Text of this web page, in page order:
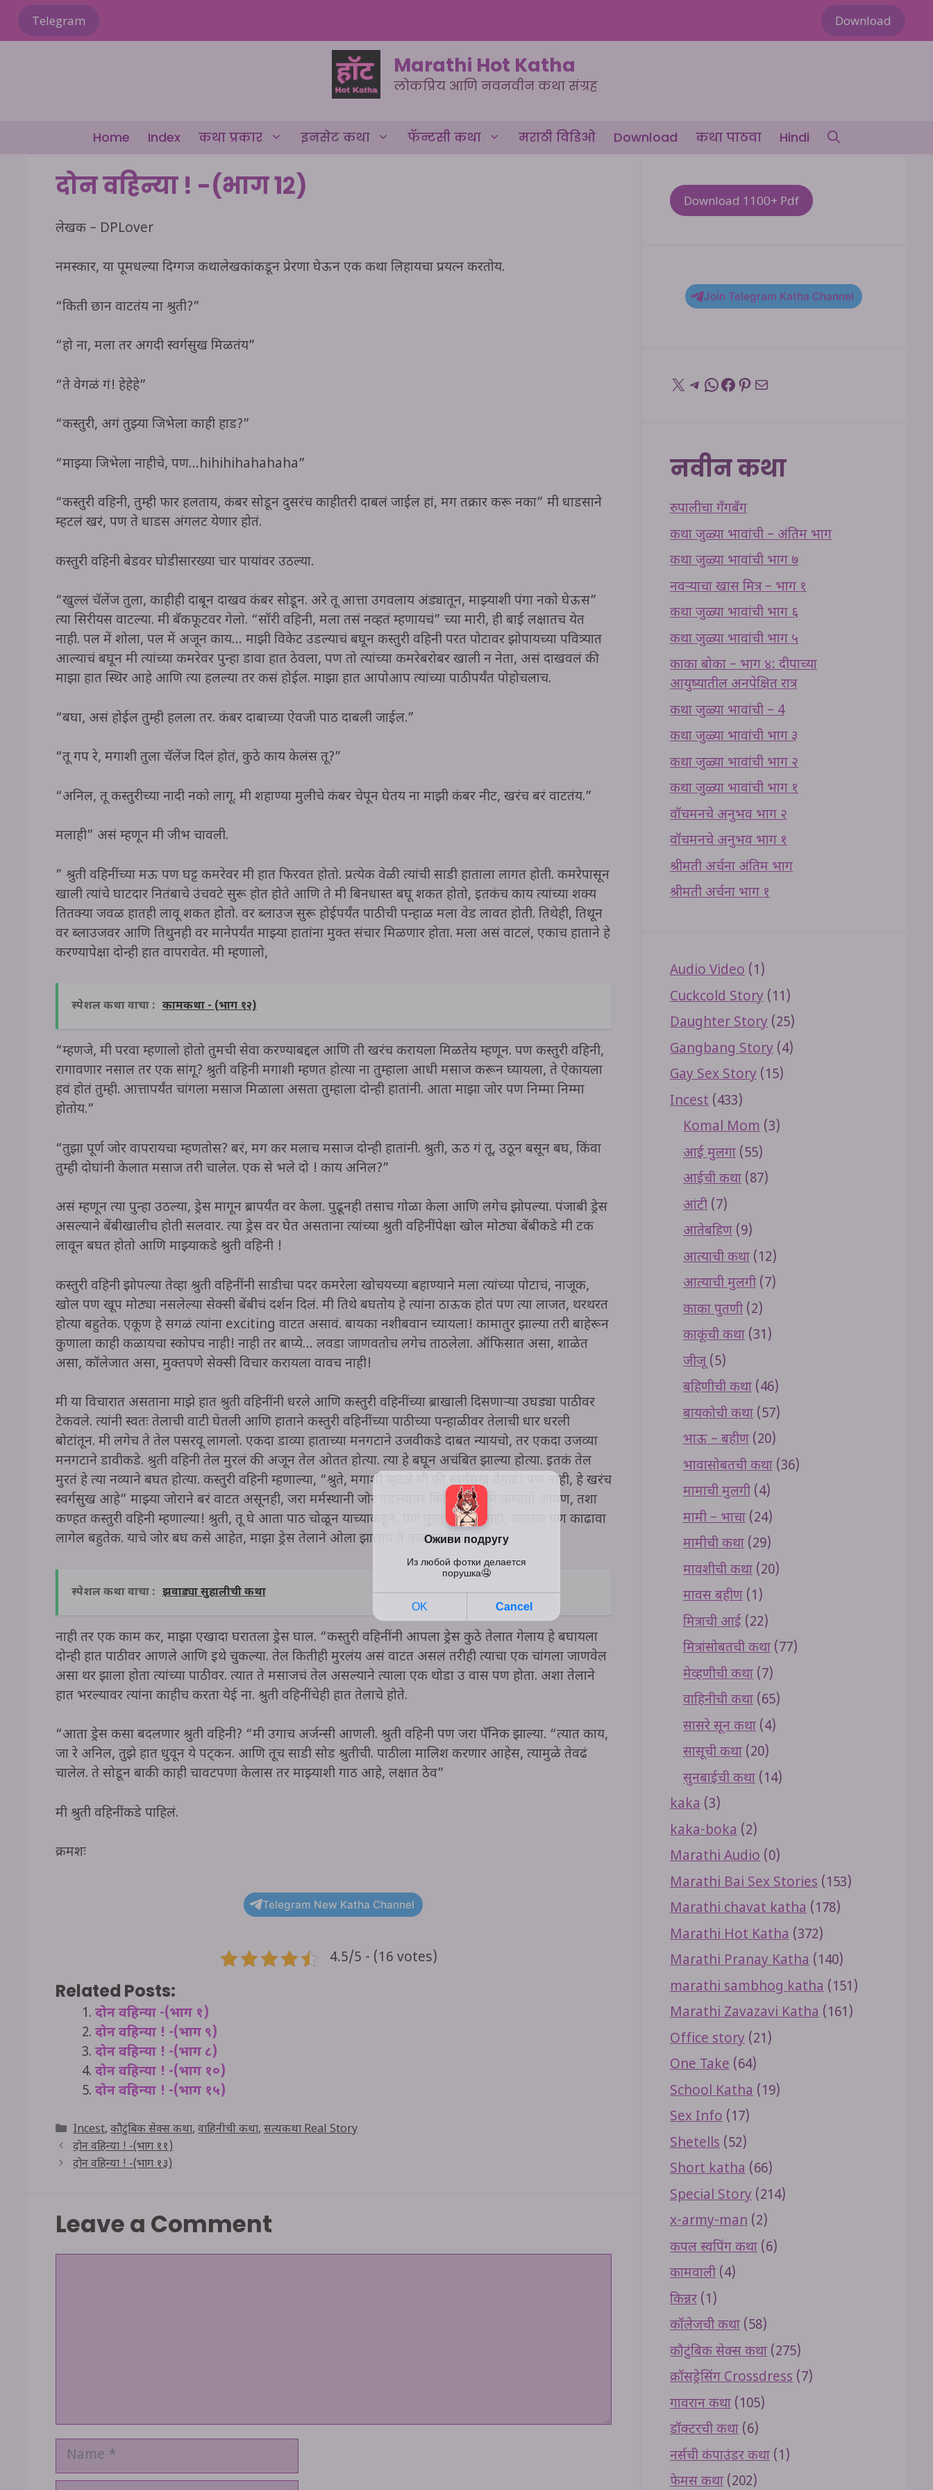
Telegram Download
Marathi Hot Katha
लोकप्रिय आणि नवनवीन कथा संग्रह
Home Index कथा प्रकार इनसेट कथा फॅन्टसी कथा मराठी विडिओ Download कथा पाठवा Hindi
दोन वहिन्या ! -(भाग १२)
लेखक – DPLover
नमस्कार, या ग्रूपमधल्या दिग्गज कथालेखकांकडून प्रेरणा घेऊन एक कथा लिहायचा प्रयत्न करतोय.
“किती छान वाटतंय ना श्रुती?”
“हो ना, मला तर अगदी स्वर्गसुख मिळतंय”
“ते वेगळं गं! हेहेहे”
“कस्तुरी, अगं तुझ्या जिभेला काही हाड?”
“माझ्या जिभेला नाहीचे, पण…hihihihahahaha”
“कस्तुरी वहिनी, तुम्ही फार हलताय, कंबर सोडून दुसरंच काहीतरी दाबलं जाईल हां, मग तक्रार करू नका” मी धाडसाने
म्हटलं खरं, पण ते धाडस अंगलट येणार होतं.
कस्तुरी वहिनी बेडवर घोडीसारख्या चार पायांवर उठल्या.
“खुल्लं चॅलेंज तुला, काहीही दाबून दाखव कंबर सोडून. अरे तू आत्ता उगवलाय अंड्यातून, माझ्याशी पंगा नको घेऊस”
त्या सिरीयस वाटल्या. मी बॅकफूटवर गेलो. “सॉरी वहिनी, मला तसं नव्हतं म्हणायचं” च्या मारी, ही बाई लक्षातच येत
नाही. पल में शोला, पल में अजून काय… माझी विकेट उडल्याचं बघून कस्तुरी वहिनी परत पोटावर झोपायच्या पवित्र्यात
आल्याचं बघून मी त्यांच्या कमरेवर पुन्हा डावा हात ठेवला, पण तो त्यांच्या कमरेबरोबर खाली न नेता, असं दाखवलं की
माझा हात स्थिर आहे आणि त्या हलल्या तर कसं होईल. माझा हात आपोआप त्यांच्या पाठीपर्यंत पोहोचलाच.
“बघा, असं होईल तुम्ही हलला तर. कंबर दाबाच्या ऐवजी पाठ दाबली जाईल.”
“तू गप रे, मगाशी तुला चॅलेंज दिलं होतं, कुठे काय केलंस तू?”
“अनिल, तू कस्तुरीच्या नादी नको लागू. मी शहाण्या मुलीचे कंबर चेपून घेतय ना माझी कंबर नीट, खरंच बरं वाटतंय.”
मलाही” असं म्हणून मी जीभ चावली.
” श्रुती वहिनींच्या मऊ पण घट्ट कमरेवर मी हात फिरवत होतो. प्रत्येक वेळी त्यांची साडी हाताला लागत होती. कमरेपासून
खाली त्यांचे घाटदार नितंबाचे उंचवटे सुरू होत होते आणि ते मी बिनधास्त बघू शकत होतो, इतकंच काय त्यांच्या शक्य
तितक्या जवळ हातही लावू शकत होतो. वर ब्लाउज सुरू होईपर्यंत पाठीची पन्हाळ मला वेड लावत होती. तिथेही, तिथून
वर ब्लाउजवर आणि तिथुनही वर मानेपर्यंत माझ्या हातांना मुक्त संचार मिळणार होता. मला असं वाटलं, एकाच हाताने हे
करण्यापेक्षा दोन्ही हात वापरावेत. मी म्हणालो,
स्पेशल कथा वाचा : कामकथा - (भाग १२)
“म्हणजे, मी परवा म्हणालो होतो तुमची सेवा करण्याबद्दल आणि ती खरंच करायला मिळतेय म्हणून. पण कस्तुरी वहिनी,
रागावणार नसाल तर एक सांगू? श्रुती वहिनी मगाशी म्हणत होत्या ना तुम्हाला आधी मसाज करून घ्यायला, ते ऐकायला
हवं होतं तुम्ही. आत्तापर्यंत चांगला मसाज मिळाला असता तुम्हाला दोन्ही हातांनी. आता माझा जोर पण निम्मा निम्मा
होतोय.”
“तुझा पूर्ण जोर वापरायचा म्हणतोस? बरं, मग कर मलाच मसाज दोन्ही हातांनी. श्रुती, ऊठ गं तू, उठून बसून बघ, किंवा
तुम्ही दोघांनी केलात मसाज तरी चालेल. एक से भले दो ! काय अनिल?”
असं म्हणून त्या पुन्हा उठल्या, ड्रेस मागून ब्रापर्यंत वर केला. पुढूनही तसाच गोळा केला आणि लगेच झोपल्या. पंजाबी ड्रेस
असल्याने बेंबीखालीच होती सलवार. त्या ड्रेस वर घेत असताना त्यांच्या श्रुती वहिनींपेक्षा खोल मोठ्या बेंबीकडे मी टक
लावून बघत होतो आणि माझ्याकडे श्रुती वहिनी !
कस्तुरी वहिनी झोपल्या तेव्हा श्रुती वहिनींनी साडीचा पदर कमरेला खोचयच्या बहाण्याने मला त्यांच्या पोटाचं, नाजूक,
खोल पण खूप मोठ्या नसलेल्या सेक्सी बेंबीचं दर्शन दिलं. मी तिथे बघतोय हे त्यांना ठाऊक होतं पण त्या लाजत, थरथरत
होत्या बहुतेक. एकूण हे सगळं त्यांना exciting वाटत असावं. बायका नशीबवान च्यायला! कामातुर झाल्या तरी बाहेरून
कुणाला काही कळायचा स्कोपच नाही! नाही तर बाप्ये… लवडा जाणवतोच लगेच ताठलेला. ऑफिसात असा, शाळेत
असा, कॉलेजात असा, मुक्तपणे सेक्सी विचार करायला वावच नाही!
मी या विचारात असताना माझे हात श्रुती वहिनींनी धरले आणि कस्तुरी वहिनींच्या ब्राखाली दिसणाऱ्या उघड्या पाठीवर
टेकवले. त्यांनी स्वतः तेलाची वाटी घेतली आणि हाताने कस्तुरी वहिनींच्या पाठीच्या पन्हाळीवर तेलाची धार धरली
बोटांतून. मी लगेच ते तेल पसरवू लागलो. एकदा डाव्या हाताच्या मनगटाने उजवीकडे दाबत न्यायचो, तर एकदा उजव्या
मनगटाने डावीकडे. श्रुती वहिनी तेल मुरलं की अजून तेल ओतत होत्या. त्या हे बघून अचंबित झाल्या होत्या. इतकं तेल
मुरतं हे त्या नव्याने बघत होत्या. कस्तुरी वहिनी म्हणाल्या, “श्रुते, मगाशी म्हटले मी की स्वर्गसुख वेगळं! पण नाही, हे खरंच
स्वर्गसुख आहे” माझ्या जोराने बरं वाटत असूनही, जरा मर्मस्थानी जोर पडल्यावर किंचित सुखाने कण्हतो आपण, तशा
कण्हत कस्तुरी वहिनी म्हणाल्या! श्रुती, तू घे आता पाठ चोळून याच्याकडून, पण तुला साडीच नाही, ब्लाउज पण काढावा
लागेल बहुतेक. याचे जोर बघ कसे आहेत, माझा ड्रेस तेलाने ओला झालाय ते कळतंय मला.
स्पेशल कथा वाचा : झवाड्या सुहालीची कथा
नाही तर एक काम कर, माझा एखादा घरातला ड्रेस घाल. “कस्तुरी वहिनींनी आपला ड्रेस कुठे तेलात गेलाय हे बघायला
दोन्ही हात पाठीवर आणले आणि इथे चुकल्या. तेल कितीही मुरलंय असं वाटत असलं तरीही त्याचा एक चांगला जाणवेल
असा थर झाला होता त्यांच्या पाठीवर. त्यात ते मसाजचं तेल असल्याने त्याला एक थोडा उग्र वास पण होता. अशा तेलाने
हात भरल्यावर त्यांना काहीच करता येई ना. श्रुती वहिनींचेही हात तेलाचे होते.
“आता ड्रेस कसा बदलणार श्रुती वहिनी? “मी उगाच अर्जन्सी आणली. श्रुती वहिनी पण जरा पॅनिक झाल्या. “त्यात काय,
जा रे अनिल, तुझे हात धुवून ये पट्कन. आणि तूच साडी सोड श्रुतीची. पाठीला मालिश करणार आहेस, त्यामुळे तेवढं
चालेल. ते सोडून बाकी काही चावटपणा केलास तर माझ्याशी गाठ आहे, लक्षात ठेव”
मी श्रुती वहिनींकडे पाहिलं.
क्रमशः
Telegram New Katha Channel
4.5/5 - (16 votes)
Related Posts:
दोन वहिन्या -(भाग १)
दोन वहिन्या ! -(भाग ९)
दोन वहिन्या ! -(भाग ८)
दोन वहिन्या ! -(भाग १०)
दोन वहिन्या ! -(भाग १५)
Categories
Incest,कौटुंबिक सेक्स कथा,वाहिनीची कथा,सत्यकथा Real Story
दोन वहिन्या ! -(भाग ११)
दोन वहिन्या ! -(भाग १३)
Leave a Comment
Name
Download 1100+ Pdf
Join Telegram Katha Channel
X Telegram
WhatsApp
Facebook
Pinterest
Mail
नवीन कथा
रुपालीचा गँगबँग
कथा जुळ्या भावांची – अंतिम भाग
कथा जुळ्या भावांची भाग ७
नवऱ्याचा खास मित्र – भाग १
कथा जुळ्या भावांची भाग ६
कथा जुळ्या भावांची भाग ५
काका बोका – भाग ४: दीपाच्या
आयुष्यातील अनपेक्षित रात्र
कथा जुळ्या भावांची – 4
कथा जुळ्या भावांची भाग ३
कथा जुळ्या भावांची भाग २
कथा जुळ्या भावांची भाग १
वॉचमनचे अनुभव भाग २
वॉचमनचे अनुभव भाग १
श्रीमती अर्चना अंतिम भाग
श्रीमती अर्चना भाग १
Audio Video (1)
Cuckcold Story (11)
Daughter Story (25)
Gangbang Story (4)
Gay Sex Story (15)
Incest (433)
Komal Mom (3)
आई मुलगा (55)
आईची कथा (87)
आंटी (7)
आतेबहिण (9)
आत्याची कथा (12)
आत्याची मुलगी (7)
काका पुतणी (2)
काकूंची कथा (31)
जीजू(5)
बहिणीची कथा (46)
बायकोची कथा (57)
भाऊ – बहीण (20)
भावासोबतची कथा (36)
मामाची मुलगी (4)
मामी – भाचा (24)
मामीची कथा (29)
मावशीची कथा (20)
मावस बहीण (1)
मित्राची आई (22)
मित्रांसोबतची कथा (77)
मेव्हणीची कथा (7)
वाहिनीची कथा (65)
सासरे सून कथा (4)
सासूची कथा (20)
सुनबाईची कथा (14)
kaka (3)
kaka-boka (2)
Marathi Audio (0)
Marathi Bai Sex Stories (153)
Marathi chavat katha (178)
Marathi Hot Katha (372)
Marathi Pranay Katha (140)
marathi sambhog katha (151)
Marathi Zavazavi Katha (161)
Office story (21)
One Take (64)
School Katha (19)
Sex Info (17)
Shetells (52)
Short katha (66)
Special Story (214)
x-army-man (2)
कपल स्वपिंग कथा (6)
कामवाली (4)
किन्नर (1)
कॉलेजची कथा (58)
कौटुंबिक सेक्स कथा (275)
क्रॉसड्रेसिंग Crossdress (7)
गावरान कथा (105)
डॉक्टरची कथा (6)
नर्सची कंपाउंडर कथा (1)
फेमस कथा (202)